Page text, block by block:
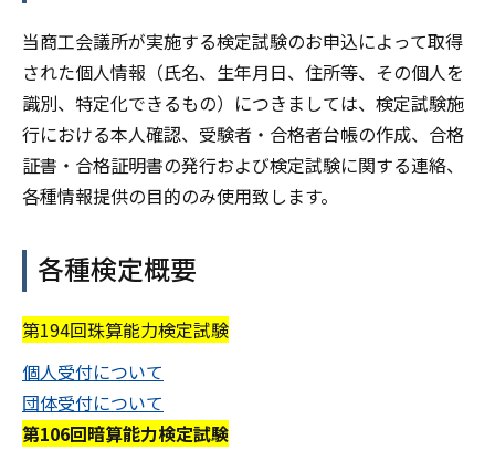
当商工会議所が実施する検定試験のお申込によって取得
された個人情報（氏名、生年月日、住所等、その個人を
識別、特定化できるもの）につきましては、検定試験施
行における本人確認、受験者・合格者台帳の作成、合格
証書・合格証明書の発行および検定試験に関する連絡、
各種情報提供の目的のみ使用致します。
各種検定概要
第194回珠算能力検定試験
個人受付について
団体受付について
第106回暗算能力検定試験